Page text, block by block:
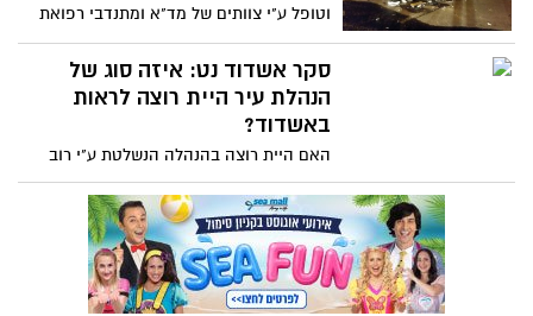
וטופל ע"י צוותים של מד"א ומתנדבי רפואת
חירום של איחוד הצלה סניף לכיש. זירת
התאונה ברחוב הרב מנחם מנדל הגר פינת
הטיילת באשדוד. הפצוע כבן 25 סובל
מחבלות ופציעות בגפיים. נסיבות ואופי
התאונה בבדיקה. הרכב הפוגע נמלט מהמקום
סקר אשדוד נט: איזה סוג של
הנהלת עיר היית רוצה לראות
באשדוד?
האם היית רוצה בהנהלה הנשלטת ע"י רוב
חילוני ומסורתי כשהחרדים (ללא השפעה)
באופוזיציה? או הנהלה המתבססת על
החרדים והמסורתיים כשהחילונים (ללא
השפעה) באופוזיציה? או הנהלה שבה יש
ייצוג שווה לכולם ? ענו על סקר אשדוד נט
והשפיעו על דמותה של אשדוד